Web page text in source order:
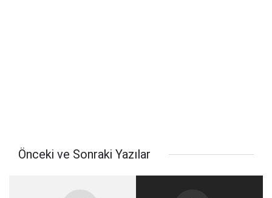
Önceki ve Sonraki Yazılar